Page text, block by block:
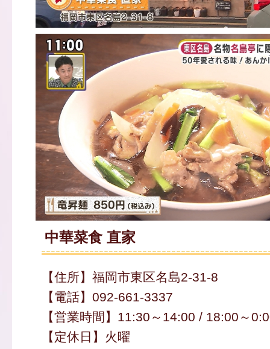
中華菜食 直家
【住所】福岡市東区名島2-31-8
【電話】092-661-3337
【営業時間】11:30～14:00 / 18:00～
【定休日】火曜